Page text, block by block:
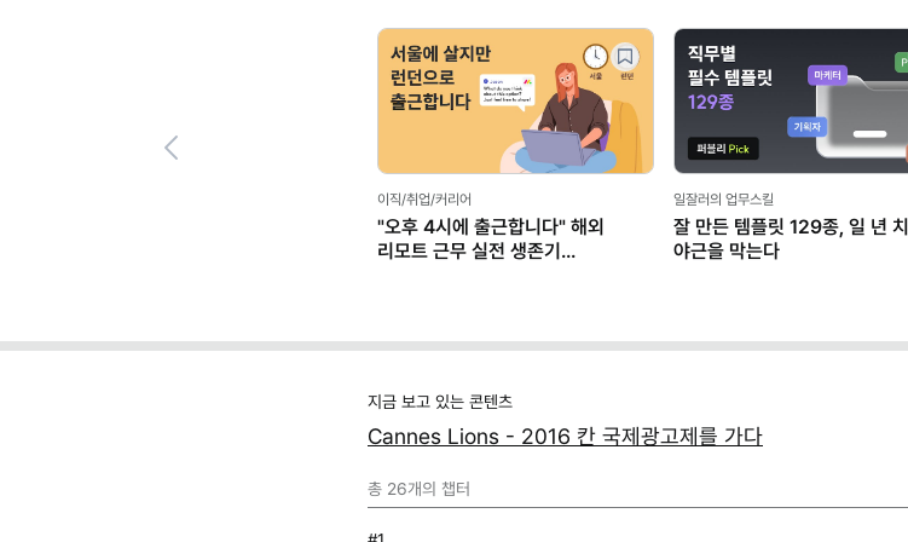
이직/취업/커리어
"오후 4시에 출근합니다" 해외
리모트 근무 실전 생존기
일잘러의 업무스킬
잘 만든 템플릿 129종, 일 년 치
야근을 막는다
지금 보고 있는 콘텐츠
Cannes Lions - 2016 칸 국제광고제를 가다
총 26개의 챕터